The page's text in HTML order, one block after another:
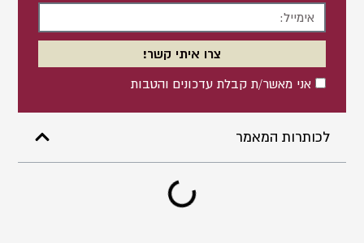
אישוראני מאשר/ת קבלת עדכונים והטבות
צרו איתי קשר!
לכותרות המאמר